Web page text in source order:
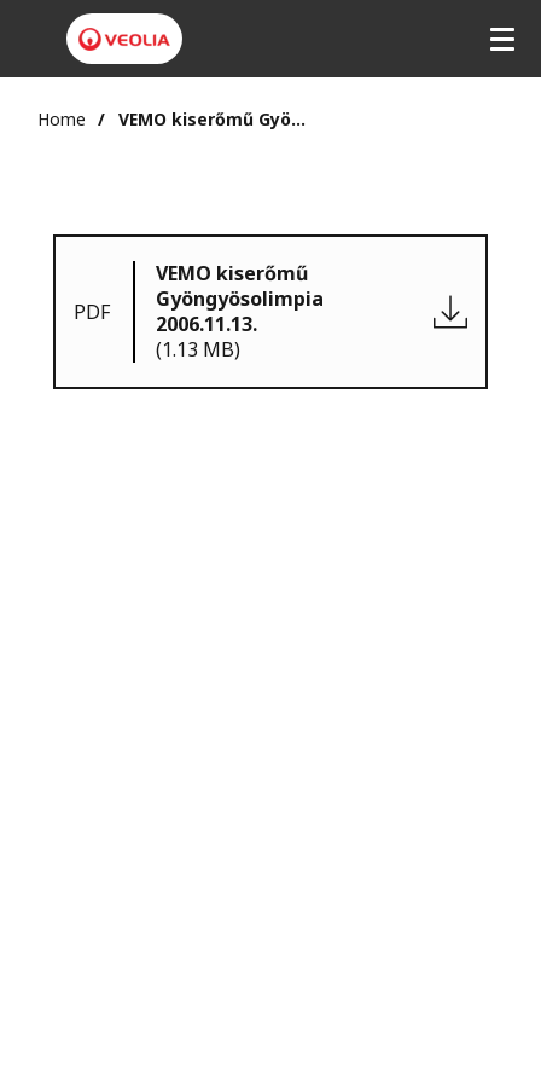
Home VEMO kiserőmű Gyöngyösolimpia 2006.11.13.
PDF
VEMO kiserőmű
Gyöngyösolimpia
2006.11.13.
(1.13 MB)